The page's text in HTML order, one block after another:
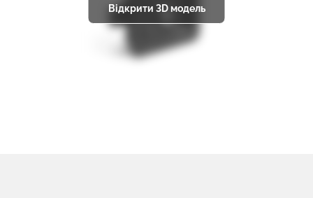
Відкрити 3D модель